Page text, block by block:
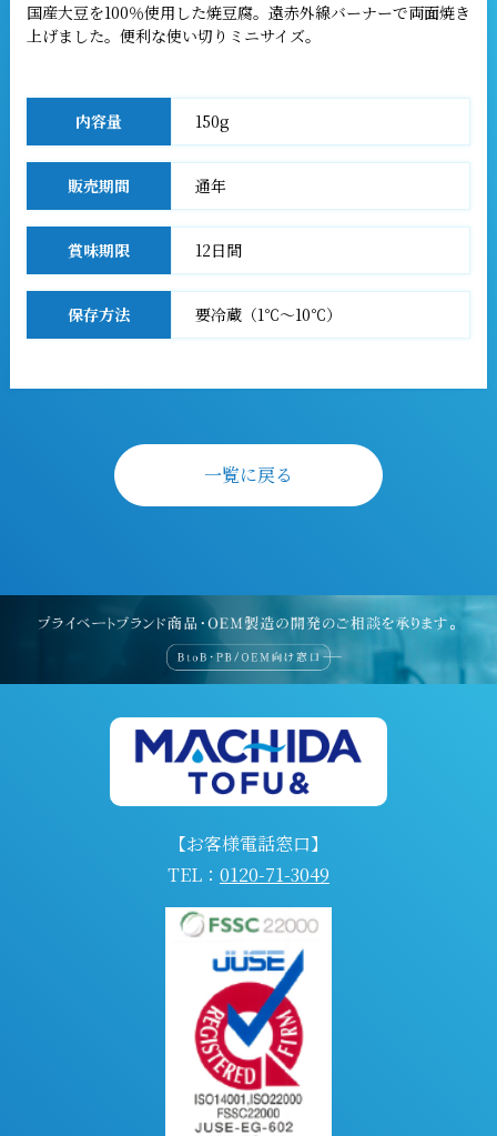
国産大豆を100％使用した焼豆腐。遠赤外線バーナーで両面焼き
上げました。便利な使い切りミニサイズ。
内容量 150g
販売期間 通年
賞味期限 12日間
保存方法 要冷蔵（1℃～10℃）
一覧に戻る
【お客様電話窓口】
TEL： 0120-71-3049